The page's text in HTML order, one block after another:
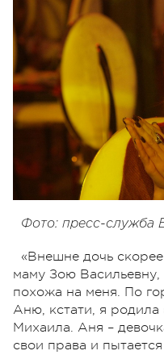
Фото: пресс-служба
«Внешне дочь
маму Зою
похожа на меня. По
Аню, кстати, я
Михаила. Аня –
свои права и